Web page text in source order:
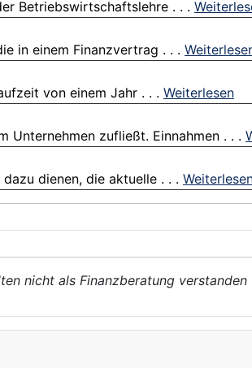
Betriebswirtschaftslehre . . .
in einem Finanzvertrag . . .
von einem Jahr . . . Weiterlesen
Unternehmen zufließt. Einnahmen . . .
dienen, die aktuelle . . .
nicht als Finanzberatung verstanden